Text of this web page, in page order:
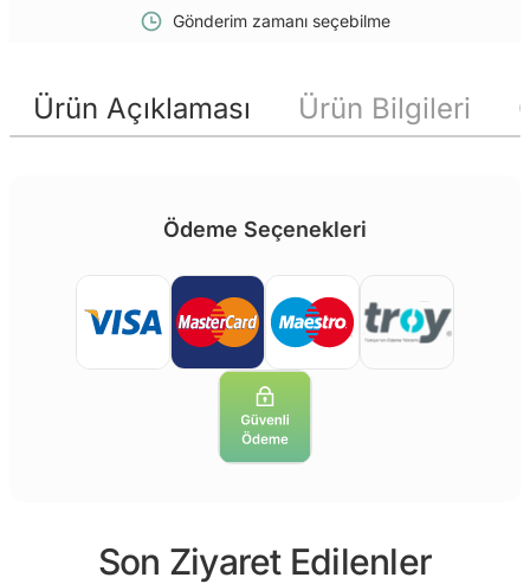
Gönderim zamanı seçebilme
Ürün Açıklaması Ürün Bilgileri
Ödeme Seçenekleri
Son Ziyaret Edilenler